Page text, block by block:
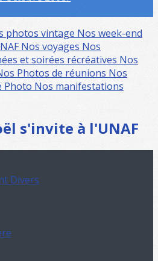
photos vintage Nos week-end
Nos voyages Nos
et soirées récréatives Nos
Photos de réunions Nos
Photo Nos manifestations
s'invite à l'UNAF
Divers